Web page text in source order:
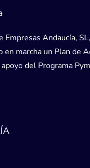
Andaucía,
en marcha un Plan
del Programa